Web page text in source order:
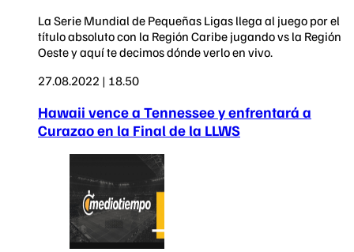
La Serie Mundial de Pequeñas Ligas llega al juego por el
título absoluto con la Región Caribe jugando vs la Región
Oeste y aquí te decimos dónde verlo en vivo.
27.08.2022 | 18.50
Hawaii vence a Tennessee y enfrentará a
Curazao en la Final de la LLWS